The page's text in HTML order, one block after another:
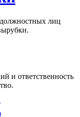
должностных лиц
и ответственность